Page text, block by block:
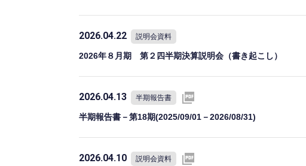
2026.04.22 説明会資料
2026年８月期 第２四半期決算説明会（書き起こし）
2026.04.13 半期報告書
半期報告書－第18期(2025/09/01－2026/08/31)
2026.04.10 説明会資料